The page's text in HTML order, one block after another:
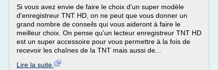
Si vous avez envie de faire le choix d'un super modèle
d'enregistreur TNT HD, on ne peut que vous donner un
grand nombre de conseils qui vous aideront à faire le
meilleur choix. On pense qu'un lecteur enregistreur TNT HD
est un super accessoire pour vous permettre à la fois de
recevoir les chaînes de la TNT mais aussi de...
Lire la suite